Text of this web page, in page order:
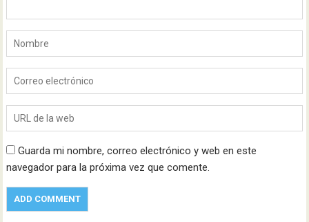
Guarda mi nombre, correo electrónico y web en este
navegador para la próxima vez que comente.